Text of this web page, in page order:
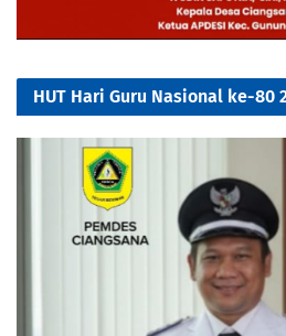
HUT Hari Guru Nasional ke-80